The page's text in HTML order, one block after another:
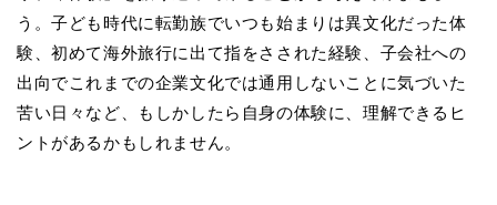
う。子ども時代に転勤族でいつも始まりは異文化だった体
験、初めて海外旅行に出て指をさされた経験、子会社への
出向でこれまでの企業文化では通用しないことに気づいた
苦い日々など、もしかしたら自身の体験に、理解できるヒ
ントがあるかもしれません。